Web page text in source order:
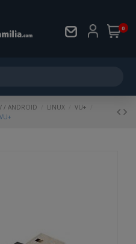
0
/ ANDROID LINUX
VU+